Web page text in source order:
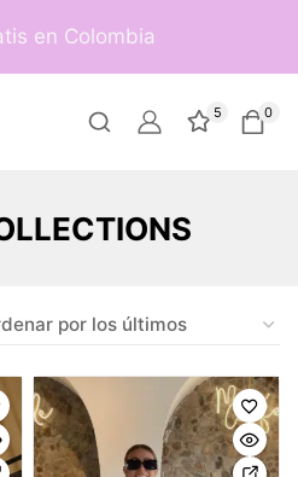
en Colombia
5 0